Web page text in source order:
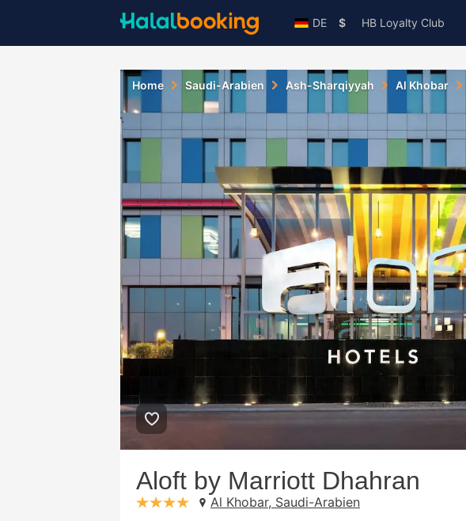
DE $ HB Loyalty Club
Home Saudi-Arabien Ash-Sharqiyyah Al Khobar
Aloft by Marriott Dhahran
stars: 4
Al Khobar, Saudi-Arabien